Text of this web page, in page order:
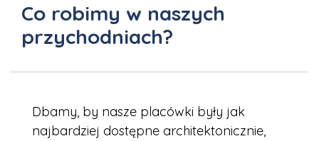
Co robimy w naszych
przychodniach?
Dbamy, by nasze placówki były jak
najbardziej dostępne architektonicznie,